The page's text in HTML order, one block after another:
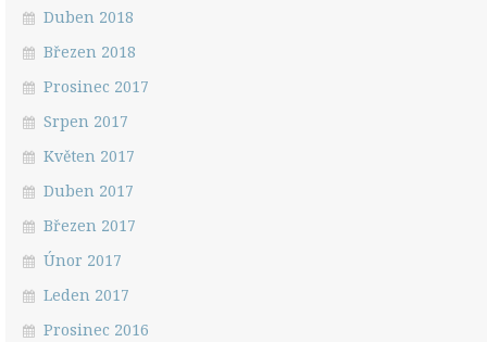
Duben 2018
Březen 2018
Prosinec 2017
Srpen 2017
Květen 2017
Duben 2017
Březen 2017
Únor 2017
Leden 2017
Prosinec 2016